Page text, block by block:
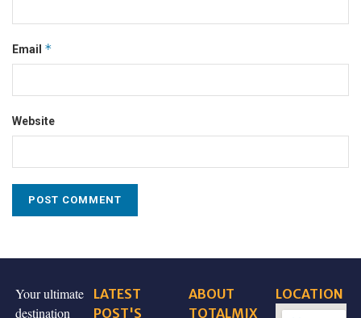
Email *
Website
Your ultimate
destination
LATEST
POST'S
ABOUT
TOTALMIX
LOCATION